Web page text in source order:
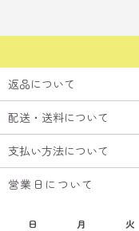
返品について
配送・送料について
支払い方法について
営業日について
日
月 火